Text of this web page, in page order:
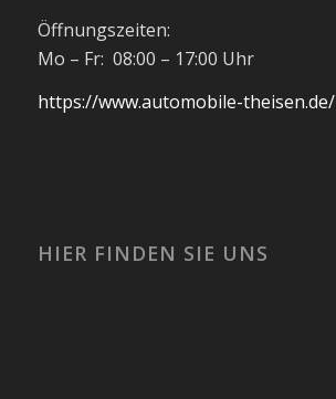
Öffnungszeiten:
Mo – Fr: 08:00 – 17:00 Uhr
https://www.automobile-theisen.de/
HIER FINDEN SIE UNS